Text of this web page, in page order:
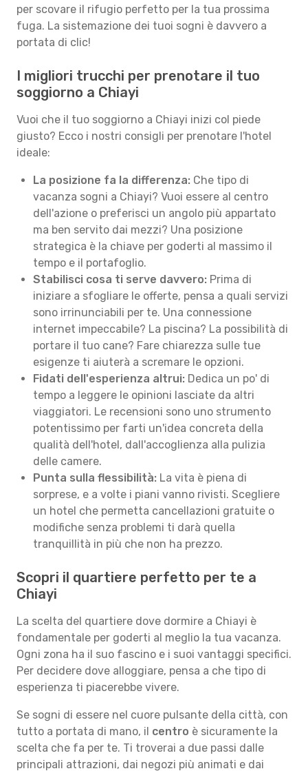
per scovare il rifugio perfetto per la tua prossima
fuga. La sistemazione dei tuoi sogni è davvero a
portata di clic!
I migliori trucchi per prenotare il tuo
soggiorno a Chiayi
Vuoi che il tuo soggiorno a Chiayi inizi col piede
giusto? Ecco i nostri consigli per prenotare l'hotel
ideale:
La posizione fa la differenza: Che tipo di
vacanza sogni a Chiayi? Vuoi essere al centro
dell'azione o preferisci un angolo più appartato
ma ben servito dai mezzi? Una posizione
strategica è la chiave per goderti al massimo il
tempo e il portafoglio.
Stabilisci cosa ti serve davvero: Prima di
iniziare a sfogliare le offerte, pensa a quali servizi
sono irrinunciabili per te. Una connessione
internet impeccabile? La piscina? La possibilità di
portare il tuo cane? Fare chiarezza sulle tue
esigenze ti aiuterà a scremare le opzioni.
Fidati dell'esperienza altrui: Dedica un po' di
tempo a leggere le opinioni lasciate da altri
viaggiatori. Le recensioni sono uno strumento
potentissimo per farti un'idea concreta della
qualità dell'hotel, dall'accoglienza alla pulizia
delle camere.
Punta sulla flessibilità: La vita è piena di
sorprese, e a volte i piani vanno rivisti. Scegliere
un hotel che permetta cancellazioni gratuite o
modifiche senza problemi ti darà quella
tranquillità in più che non ha prezzo.
Scopri il quartiere perfetto per te a
Chiayi
La scelta del quartiere dove dormire a Chiayi è
fondamentale per goderti al meglio la tua vacanza.
Ogni zona ha il suo fascino e i suoi vantaggi specifici.
Per decidere dove alloggiare, pensa a che tipo di
esperienza ti piacerebbe vivere.
Se sogni di essere nel cuore pulsante della città, con
tutto a portata di mano, il centro è sicuramente la
scelta che fa per te. Ti troverai a due passi dalle
principali attrazioni, dai negozi più animati e dai